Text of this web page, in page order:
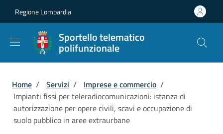
Regione Lombardia
Sportello telematico
polifunzionale
Briciole di pane
Home / Servizi / Imprese e commercio /
Impianti fissi per teleradiocomunicazioni: istanza di
autorizzazione per opere civili, scavi e occupazione di
suolo pubblico in aree extraurbane